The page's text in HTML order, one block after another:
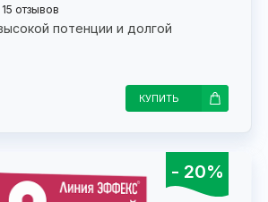
15 отзывов
потенции и долгой
КУПИТЬ
- 20%